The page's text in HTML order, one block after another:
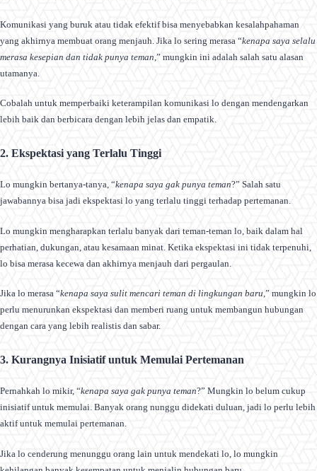
Komunikasi yang buruk atau tidak efektif bisa menyebabkan kesalahpahaman
yang akhirnya membuat orang menjauh. Jika lo sering merasa “kenapa saya selalu
merasa kesepian dan tidak punya teman ,” mungkin ini adalah salah satu alasan
utamanya.
Cobalah untuk memperbaiki keterampilan komunikasi lo dengan mendengarkan
lebih baik dan berbicara dengan lebih jelas dan empatik.
2. Ekspektasi yang Terlalu Tinggi
Lo mungkin bertanya-tanya, “kenapa saya gak punya teman?” Salah satu
jawabannya bisa jadi ekspektasi lo yang terlalu tinggi terhadap pertemanan.
Lo mungkin mengharapkan terlalu banyak dari teman-teman lo, baik dalam hal
perhatian, dukungan, atau kesamaan minat. Ketika ekspektasi ini tidak terpenuhi,
lo bisa merasa kecewa dan akhirnya menjauh dari pergaulan.
Jika lo merasa “kenapa saya sulit mencari teman di lingkungan baru,” mungkin lo
perlu menurunkan ekspektasi dan memberi ruang untuk membangun hubungan
dengan cara yang lebih realistis dan sabar.
3. Kurangnya Inisiatif untuk Memulai Pertemanan
Pernahkah lo mikir, “kenapa saya gak punya teman?” Mungkin lo belum cukup
inisiatif untuk memulai. Banyak orang nunggu didekati duluan, jadi lo perlu lebih
aktif untuk memulai pertemanan.
Jika lo cenderung menunggu orang lain untuk mendekati lo, lo mungkin